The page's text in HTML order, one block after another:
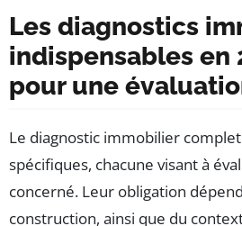
Les diagnostics
indispensables en
pour une
Le diagnostic immobilier
spécifiques, chacune visant à
concerné. Leur obligation
construction, ainsi que du